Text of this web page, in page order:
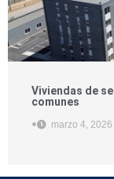
Viviendas de
comunes
• marzo 4, 2026